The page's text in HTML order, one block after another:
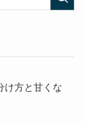
け方と甘くな